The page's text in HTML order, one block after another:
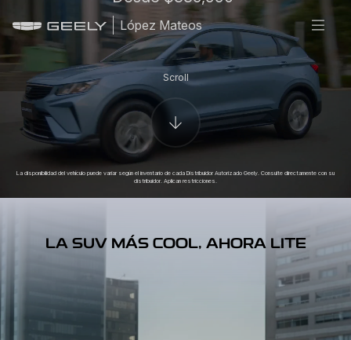
López Mateos
La disponibilidad del vehículo puede variar según el inventario de cada Distribuidor Autorizado Geely. Consulte directamente con su
distribuidor. Aplican restricciones.
Scroll
LA SUV MÁS COOL, AHORA LITE